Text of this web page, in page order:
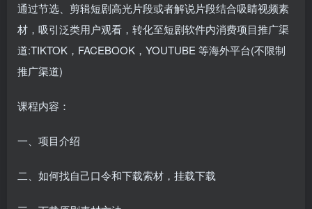
通过节选、剪辑短剧高光片段或者解说片段结合吸睛视频素
材，吸引泛类用户观看，转化至短剧软件内消费项目推广渠
道:TIKTOK，FACEBOOK，YOUTUBE 等海外平台(不限制
推广渠道)
课程内容：
一、项目介绍
二、如何找自己口令和下载索材，挂载下载